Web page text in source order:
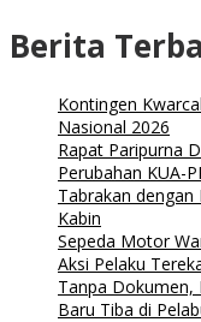
Berita
Kontingen
Nasional 2026
Rapat Paripurna
Perubahan KUA-
Tabrakan
Kabin
Sepeda Motor
Aksi Pelaku
Tanpa Dokumen,
Baru Tiba di